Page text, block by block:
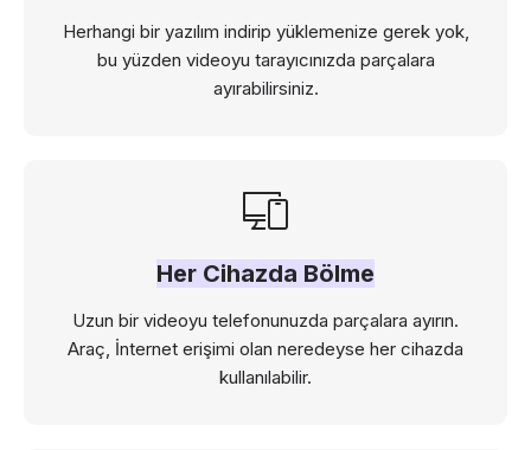
Herhangi bir yazılım indirip yüklemenize gerek yok,
bu yüzden videoyu tarayıcınızda parçalara
ayırabilirsiniz.
Her Cihazda Bölme
Uzun bir videoyu telefonunuzda parçalara ayırın.
Araç, İnternet erişimi olan neredeyse her cihazda
kullanılabilir.